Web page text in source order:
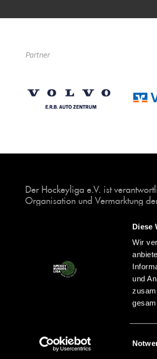
Diese
Wir
und
Partner
Der Hockeyliga e.V. ist
Organisation und Vermarktung
Halle. Insgesamt sind über 60
Dach der Hockeyliga organisiert,
Herren als auch im Damen